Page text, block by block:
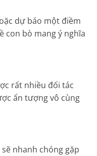
dự báo một điềm
con bò mang ý nghĩa
rất nhiều đối tác
ấn tượng vô cùng
nhanh chóng gặp